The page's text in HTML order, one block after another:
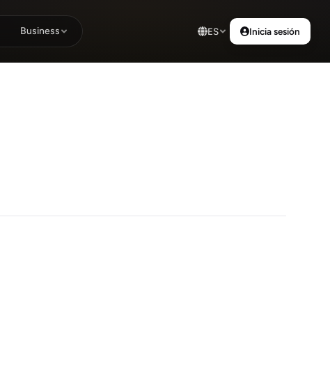
Business ES Inicia sesión